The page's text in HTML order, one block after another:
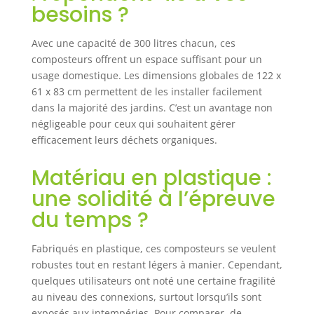
besoins ?
Avec une capacité de 300 litres chacun, ces
composteurs offrent un espace suffisant pour un
usage domestique. Les dimensions globales de 122 x
61 x 83 cm permettent de les installer facilement
dans la majorité des jardins. C’est un avantage non
négligeable pour ceux qui souhaitent gérer
efficacement leurs déchets organiques.
Matériau en plastique :
une solidité à l’épreuve
du temps ?
Fabriqués en plastique, ces composteurs se veulent
robustes tout en restant légers à manier. Cependant,
quelques utilisateurs ont noté une certaine fragilité
au niveau des connexions, surtout lorsqu’ils sont